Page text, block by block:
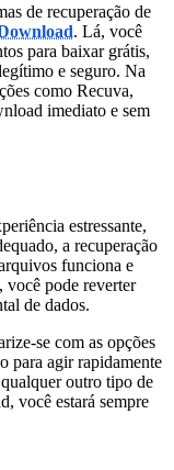
de recuperação de
. Lá, você
para baixar grátis,
e seguro. Na
como Recuva,
imediato e sem
estressante,
a recuperação
funciona e
você pode reverter
de dados.
se com as opções
para agir rapidamente
outro tipo de
você estará sempre